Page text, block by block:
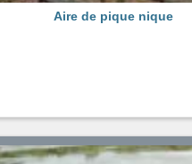
Aire de pique nique